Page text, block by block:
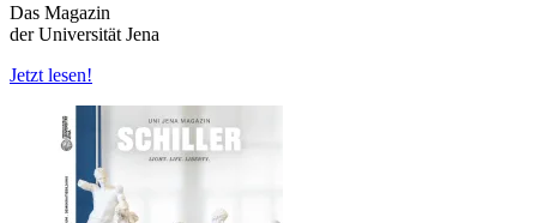
Das Magazin
der Universität Jena
Jetzt lesen!